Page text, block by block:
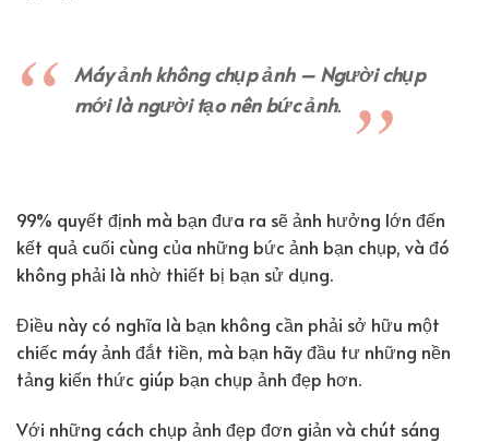
Máy ảnh không chụp ảnh – Người chụp
mới là người tạo nên bức ảnh.
99% quyết định mà bạn đưa ra sẽ ảnh hưởng lớn đến
kết quả cuối cùng của những bức ảnh bạn chụp, và đó
không phải là nhờ thiết bị bạn sử dụng.
Điều này có nghĩa là bạn không cần phải sở hữu một
chiếc máy ảnh đắt tiền, mà bạn hãy đầu tư những nền
tảng kiến thức giúp bạn chụp ảnh đẹp hơn.
Với những cách chụp ảnh đẹp đơn giản và chút sáng